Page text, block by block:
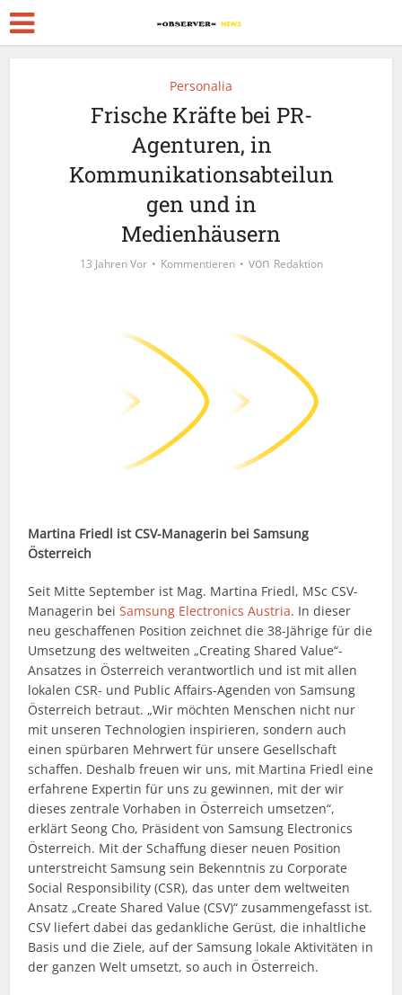
Personalia
Frische Kräfte bei PR-
Agenturen, in
Kommunikationsabteilun
gen und in
Medienhäusern
13 Jahren Vor Kommentieren von Redaktion
Martina Friedl ist CSV-Managerin bei Samsung
Österreich
Seit Mitte September ist Mag. Martina Friedl, MSc CSV-
Managerin beiSamsung Electronics Austria. In dieser
neu geschaffenen Position zeichnet die 38-Jährige für die
Umsetzung des weltweiten „Creating Shared Value“-
Ansatzes in Österreich verantwortlich und ist mit allen
lokalen CSR- und Public Affairs-Agenden von Samsung
Österreich betraut. „Wir möchten Menschen nicht nur
mit unseren Technologien inspirieren, sondern auch
einen spürbaren Mehrwert für unsere Gesellschaft
schaffen. Deshalb freuen wir uns, mit Martina Friedl eine
erfahrene Expertin für uns zu gewinnen, mit der wir
dieses zentrale Vorhaben in Österreich umsetzen“,
erklärt Seong Cho, Präsident von Samsung Electronics
Österreich. Mit der Schaffung dieser neuen Position
unterstreicht Samsung sein Bekenntnis zu Corporate
Social Responsibility (CSR), das unter dem weltweiten
Ansatz „Create Shared Value (CSV)“ zusammengefasst ist.
CSV liefert dabei das gedankliche Gerüst, die inhaltliche
Basis und die Ziele, auf der Samsung lokale Aktivitäten in
der ganzen Welt umsetzt, so auch in Österreich.